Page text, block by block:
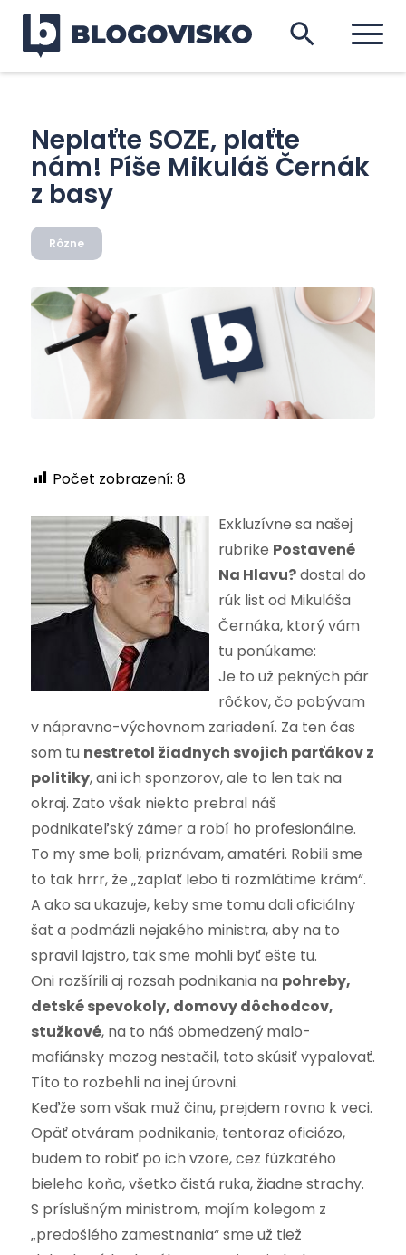
Neplaťte SOZE, plaťte
nám! Píše Mikuláš Černák
z basy
Rôzne
Počet zobrazení: 8
Exkluzívne sa našej
rubrike Postavené
Na Hlavu?dostal do
rúk list od Mikuláša
Černáka, ktorý vám
tu ponúkame:
Je to už pekných pár
rôčkov, čo pobývam
v nápravno-výchovnom zariadení. Za ten čas
som tu nestretol žiadnych svojich parťákov z
politiky, ani ich sponzorov, ale to len tak na
okraj. Zato však niekto prebral náš
podnikateľský zámer a robí ho profesionálne.
To my sme boli, priznávam, amatéri. Robili sme
to tak hrrr, že „zaplať lebo ti rozmlátime krám“.
A ako sa ukazuje, keby sme tomu dali oficiálny
šat a podmázli nejakého ministra, aby na to
spravil lajstro, tak sme mohli byť ešte tu.
Oni rozšírili aj rozsah podnikania na pohreby,
detské spevokoly, domovy dôchodcov,
stužkové, na to náš obmedzený malo-
mafiánsky mozog nestačil, toto skúsiť vypalovať.
Títo to rozbehli na inej úrovni.
Keďže som však muž činu, prejdem rovno k veci.
Opäť otváram podnikanie, tentoraz oficiózo,
budem to robiť po ich vzore, cez fúzkatého
bieleho koňa, všetko čistá ruka, žiadne strachy.
S príslušným ministrom, mojím kolegom z
„predošlého zamestnania“ sme už tiež